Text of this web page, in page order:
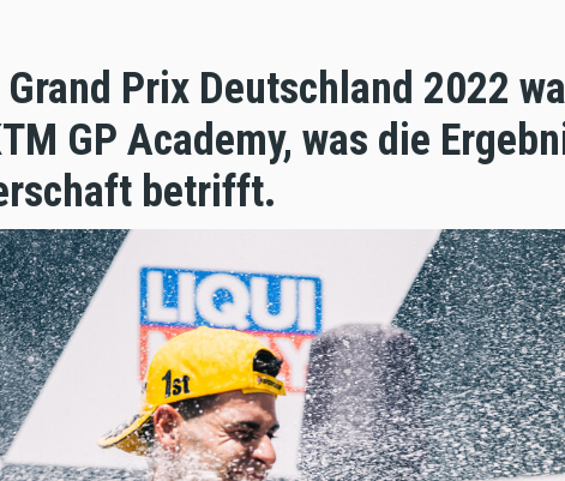
Prix Deutschland 2022
GP Academy, was die
betrifft.